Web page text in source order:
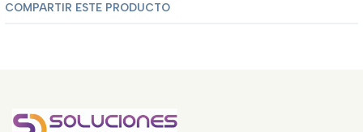
COMPARTIR ESTE PRODUCTO